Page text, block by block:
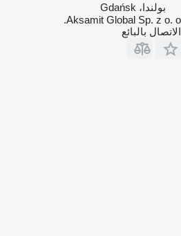
بولندا، Gdańsk
Aksamit Global Sp. z o. o.
الاتصال بالبائع